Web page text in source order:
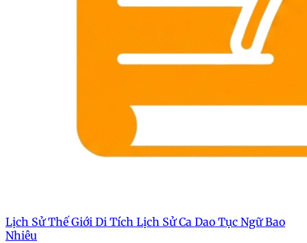
Lịch Sử Thế Giới Di Tích Lịch SửCa Dao Tục NgữBao
Nhiêu